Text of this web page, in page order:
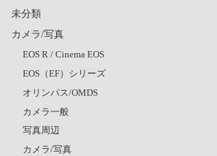
未分類
カメラ/写真
EOS R / Cinema EOS
EOS（EF）シリーズ
オリンパス/OMDS
カメラ一般
写真周辺
カメラ/写真